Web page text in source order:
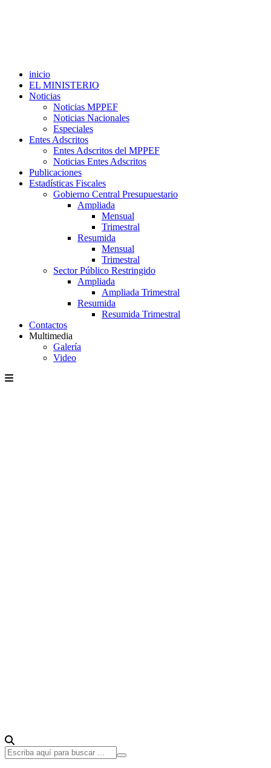
inicio
EL MINISTERIO
Noticias
Noticias MPPEF
Noticias Nacionales
Especiales
Entes Adscritos
Entes Adscritos del MPPEF
Noticias Entes Adscritos
Publicaciones
Estadísticas Fiscales
Gobierno Central Presupuestario
Ampliada
Mensual
Trimestral
Resumida
Mensual
Trimestral
Sector Público Restringido
Ampliada
Ampliada Trimestral
Resumida
Resumida Trimestral
Contactos
Multimedia
Galería
Video